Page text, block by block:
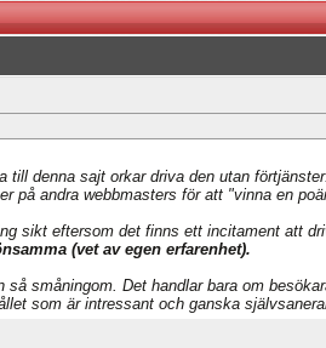
denna sajt orkar driva den utan
på andra webbmasters för att "vinna en
sikt eftersom det finns ett incitament att
(vet av egen erfarenhet).
småningom. Det handlar bara om
som är intressant och ganska